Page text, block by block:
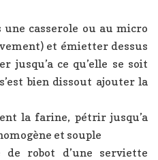
casserole ou au micro
et émietter dessus
jusqu’a ce qu’elle se soit
bien dissout ajouter la
la farine, pétrir jusqu’a
et souple
robot d’une serviette